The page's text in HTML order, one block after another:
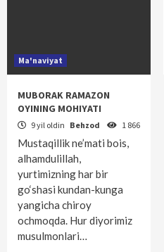
Ma'naviyat
MUBORAK RAMAZON
OYINING MOHIYATI
9 yil oldin Behzod 1 866
Mustaqillik ne’mati bois,
alhamdulillah,
yurtimizning har bir
go‘shasi kundan-kunga
yangicha chiroy
ochmoqda. Hur diyorimiz
musulmonlari…